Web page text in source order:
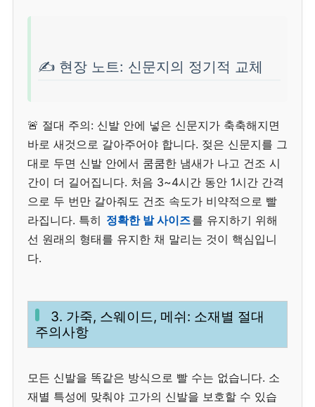
✍️ 현장 노트: 신문지의 정기적 교체
🚨 절대 주의: 신발 안에 넣은 신문지가 축축해지면
바로 새것으로 갈아주어야 합니다. 젖은 신문지를 그
대로 두면 신발 안에서 쿰쿰한 냄새가 나고 건조 시
간이 더 길어집니다. 처음 3~4시간 동안 1시간 간격
으로 두 번만 갈아줘도 건조 속도가 비약적으로 빨
라집니다. 특히 정확한 발 사이즈를 유지하기 위해
선 원래의 형태를 유지한 채 말리는 것이 핵심입니
다.
3. 가죽, 스웨이드, 메쉬: 소재별 절대
주의사항
모든 신발을 똑같은 방식으로 빨 수는 없습니다. 소
재별 특성에 맞춰야 고가의 신발을 보호할 수 있습